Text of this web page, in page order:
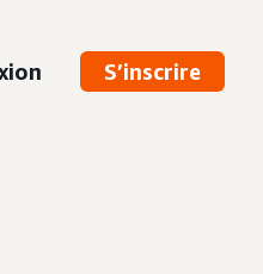
S’inscrire